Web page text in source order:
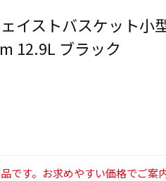
イストバスケット小
12.9L ブラック
す。お求めやすい価格でご案